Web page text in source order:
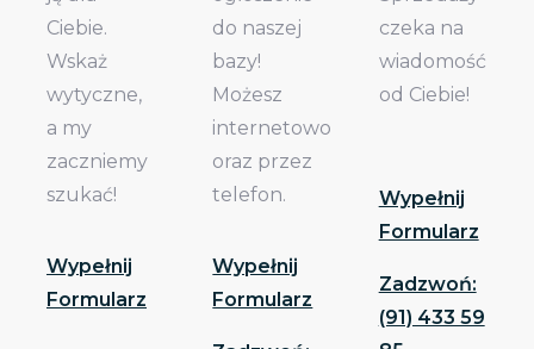
Ciebie.
Wskaż
wytyczne,
a my
zaczniemy
szukać!
Wypełnij
Formularz
do naszej
bazy!
Możesz
internetowo
oraz przez
telefon.
Wypełnij
Formularz
czeka na
wiadomość
od Ciebie!
Wypełnij
Formularz
Zadzwoń:
(91) 433 59